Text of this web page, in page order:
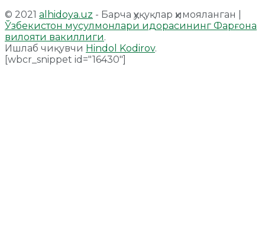
© 2021 alhidoya.uz - Барча ҳуқуқлар ҳимояланган |
Ўзбекистон мусулмонлари идорасининг Фарғона
вилояти вакиллиги.
Ишлаб чиқувчи Hindol Kodirov.
[wbcr_snippet id="16430"]